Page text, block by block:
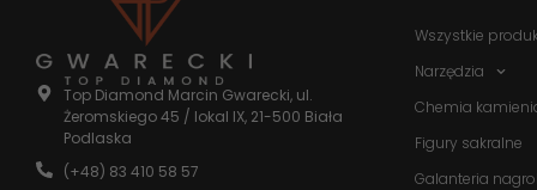
Top Diamond Marcin Gwarecki, ul.
Żeromskiego 45 / lokal IX, 21-500 Biała
Podlaska
(+48) 83 410 58 57
Wszystkie
Narzędzia
Chemia
Figury sakralne
Galanteria